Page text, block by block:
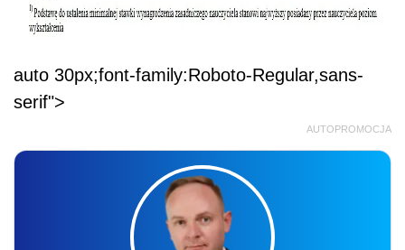
auto 30px;font-family:Roboto-Regular,sans-
serif">
AUTOPROMOCJA